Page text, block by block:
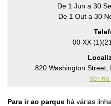
De 1 Jun a 30
De 1 Out a 30
00 XX
820 Washington Street,
Ver
Para ir ao parque há várias